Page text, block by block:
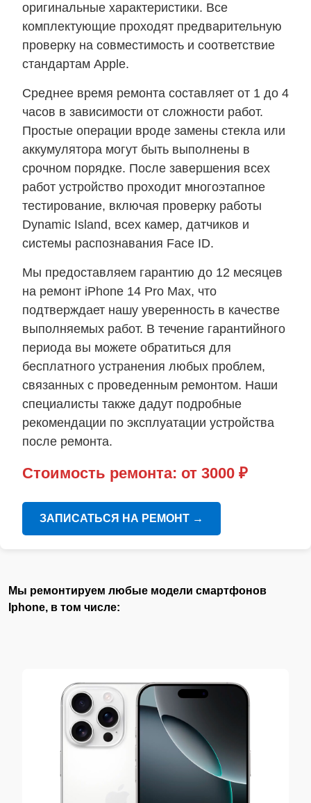
оригинальные характеристики. Все
комплектующие проходят предварительную
проверку на совместимость и соответствие
стандартам Apple.
Среднее время ремонта составляет от 1 до 4
часов в зависимости от сложности работ.
Простые операции вроде замены стекла или
аккумулятора могут быть выполнены в
срочном порядке. После завершения всех
работ устройство проходит многоэтапное
тестирование, включая проверку работы
Dynamic Island, всех камер, датчиков и
системы распознавания Face ID.
Мы предоставляем гарантию до 12 месяцев
на ремонт iPhone 14 Pro Max, что
подтверждает нашу уверенность в качестве
выполняемых работ. В течение гарантийного
периода вы можете обратиться для
бесплатного устранения любых проблем,
связанных с проведенным ремонтом. Наши
специалисты также дадут подробные
рекомендации по эксплуатации устройства
после ремонта.
Стоимость ремонта: от 3000 ₽
ЗАПИСАТЬСЯ НА РЕМОНТ →
Мы ремонтируем любые модели смартфонов
Iphone, в том числе: